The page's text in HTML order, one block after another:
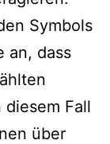
Symbols
an, dass
Fall
über